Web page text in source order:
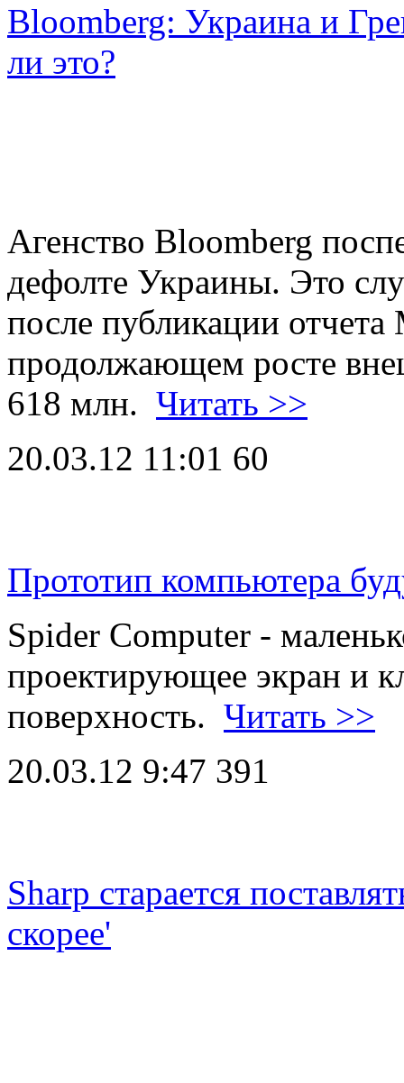
Bloomberg: Украина и
ли это?
Агенство Bloomberg
дефолте Украины. Это
после публикации
продолжающем росте
618 млн. Читать >>
20.03.12 11:01 60
Прототип компьютера
Spider Computer -
проектирующее экран и
поверхность. Читать >>
20.03.12 9:47 391
Sharp старается
скорее'